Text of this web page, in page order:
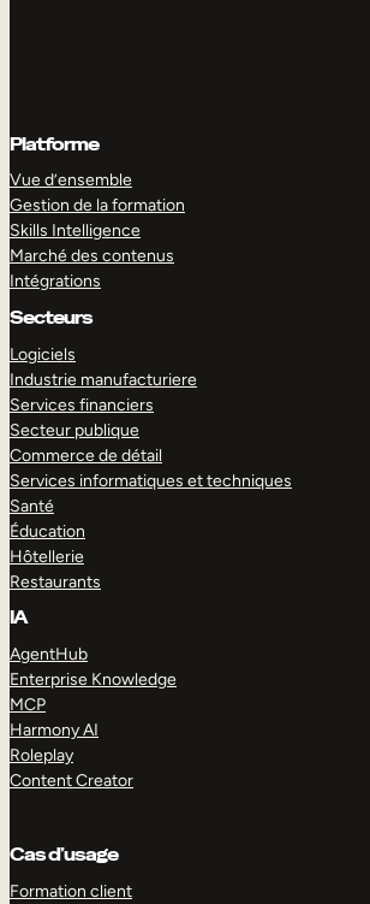
Platforme
Vue d’ensemble
Gestion de la formation
Skills Intelligence
Marché des contenus
Intégrations
Secteurs
Logiciels
Industrie manufacturiere
Services financiers
Secteur publique
Commerce de détail
Services informatiques et techniques
Santé
Éducation
Hôtellerie
Restaurants
IA
AgentHub
Enterprise Knowledge
MCP
Harmony AI
Roleplay
Content Creator
Cas d’usage
Formation client